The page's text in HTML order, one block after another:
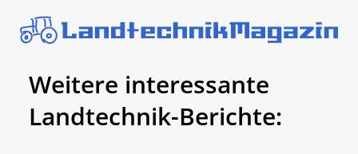
Weitere interessante
Landtechnik-Berichte: